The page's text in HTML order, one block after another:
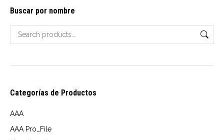
chosen
on
Buscar por nombre
Categorías de Productos
AAA
AAA Pro_File